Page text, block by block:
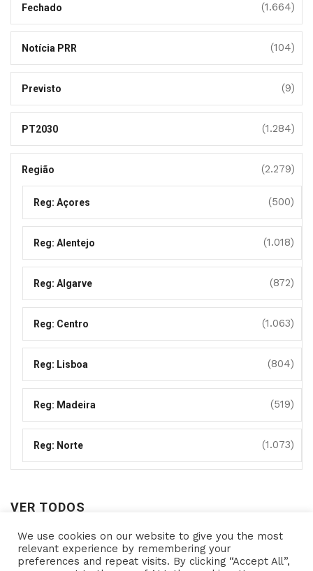
Fechado (1.664)
Notícia PRR (104)
Previsto (9)
PT2030 (1.284)
Região (2.279)
Reg: Açores (500)
Reg: Alentejo (1.018)
Reg: Algarve (872)
Reg: Centro (1.063)
Reg: Lisboa (804)
Reg: Madeira (519)
Reg: Norte (1.073)
VER TODOS
Ver
todos
We use cookies on our website to give you the most
relevant experience by remembering your
preferences and repeat visits. By clicking “Accept All”,